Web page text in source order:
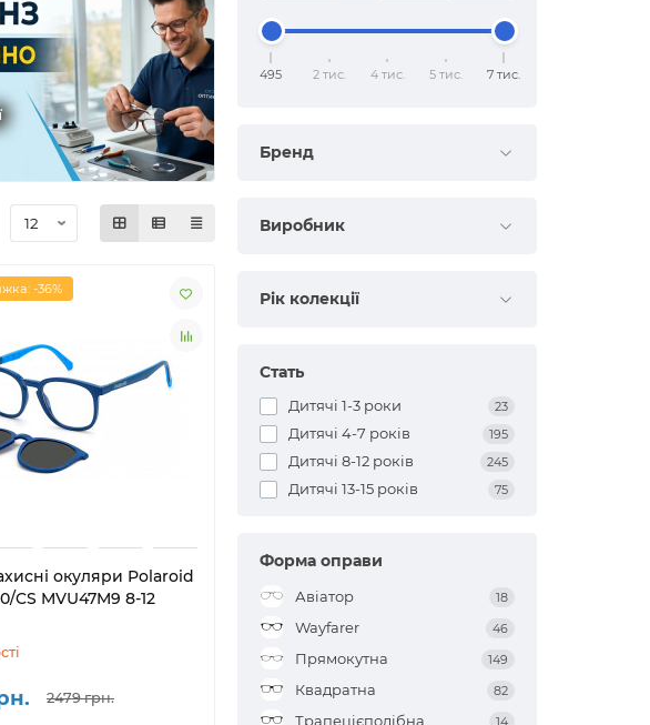
-36%
окуляри Polaroid
CS MVU47M9 8-12
2479 грн.
495 2 тис. 4 тис. 5 тис. 7 тис.
Бренд
Виробник
Рік колекції
Стать
Дитячі 1-3 роки 23
Дитячі 4-7 років 195
Дитячі 8-12 років 245
Дитячі 13-15 років 75
Форма оправи
Авіатор 18
Wayfarer 46
Прямокутна 149
Квадратна 82
Трапецієподібна 14